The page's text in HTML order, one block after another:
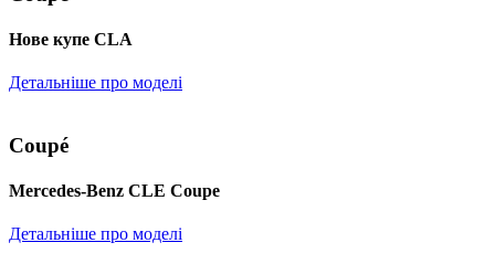
Нове купе CLA
Детальніше про моделі
Coupé
Mercedes-Benz CLE Coupe
Детальніше про моделі